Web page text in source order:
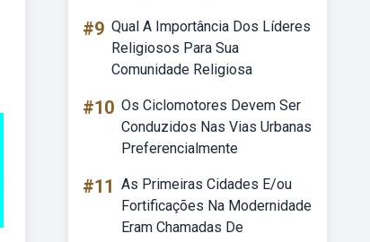
#9 Qual A Importância Dos Líderes
Religiosos Para Sua
Comunidade Religiosa
#10 Os Ciclomotores Devem Ser
Conduzidos Nas Vias Urbanas
Preferencialmente
#11 As Primeiras Cidades E/ou
Fortificações Na Modernidade
Eram Chamadas De